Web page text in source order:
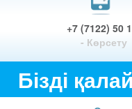
+7 (7122) 50
- Көрсету
Бізді